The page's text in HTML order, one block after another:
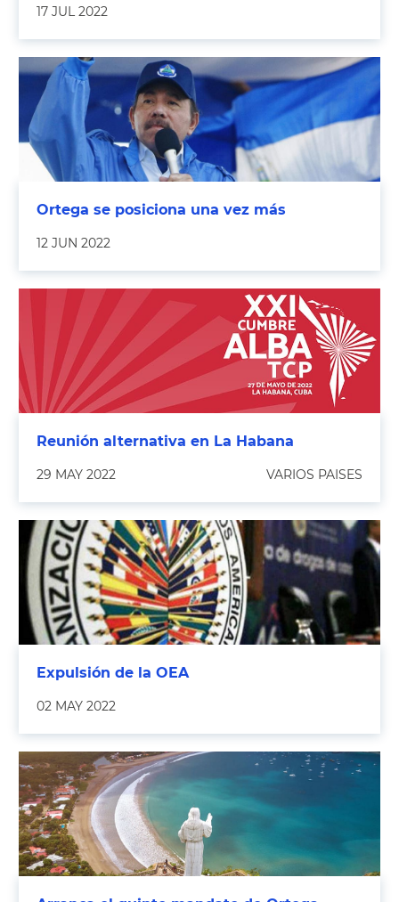
17 JUL 2022
Ortega se posiciona una vez más
12 JUN 2022
Reunión alternativa en La Habana
29 MAY 2022 VARIOS PAISES
Expulsión de la OEA
02 MAY 2022